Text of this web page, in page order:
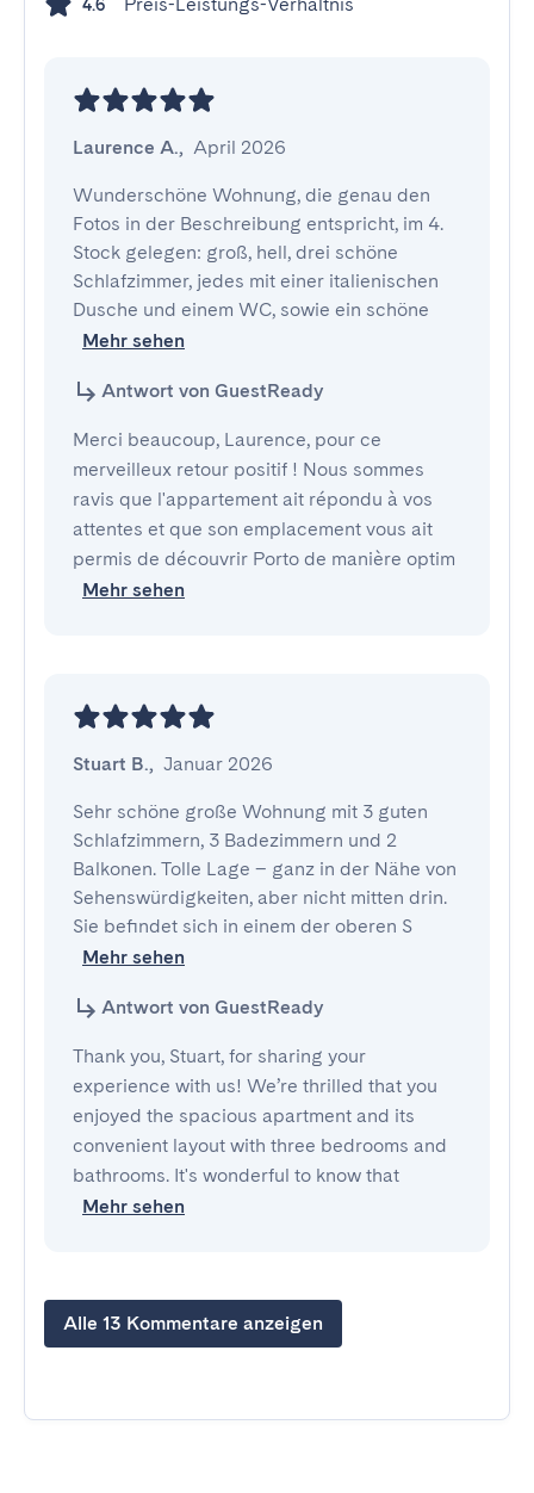
4.6
Laurence A., April 2026
Wunderschöne Wohnung, die genau den
Fotos in der Beschreibung entspricht, im 4.
Stock gelegen: groß, hell, drei schöne
Schlafzimmer, jedes mit einer italienischen
Dusche und einem WC, sowie ein schöne
Mehr sehen
Antwort von GuestReady
Merci beaucoup, Laurence, pour ce
merveilleux retour positif ! Nous sommes
ravis que l'appartement ait répondu à vos
attentes et que son emplacement vous ait
permis de découvrir Porto de manière optim
Mehr sehen
Stuart B., Januar 2026
Sehr schöne große Wohnung mit 3 guten
Schlafzimmern, 3 Badezimmern und 2
Balkonen. Tolle Lage – ganz in der Nähe von
Sehenswürdigkeiten, aber nicht mitten drin.
Sie befindet sich in einem der oberen S
Mehr sehen
Antwort von GuestReady
Thank you, Stuart, for sharing your
experience with us! We’re thrilled that you
enjoyed the spacious apartment and its
convenient layout with three bedrooms and
bathrooms. It's wonderful to know that
Mehr sehen
Alle 13 Kommentare anzeigen